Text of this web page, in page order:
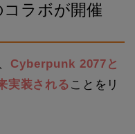
ラボが開催
Cyberpunk 2077と
実装される ことをリ